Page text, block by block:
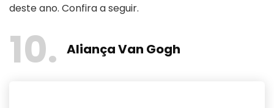
deste ano. Confira a seguir.
10 Aliança Van Gogh